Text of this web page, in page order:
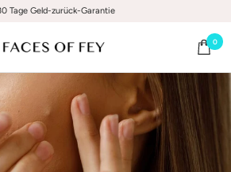
Tage Geld-zurück-Garantie
FACES
FEY
0